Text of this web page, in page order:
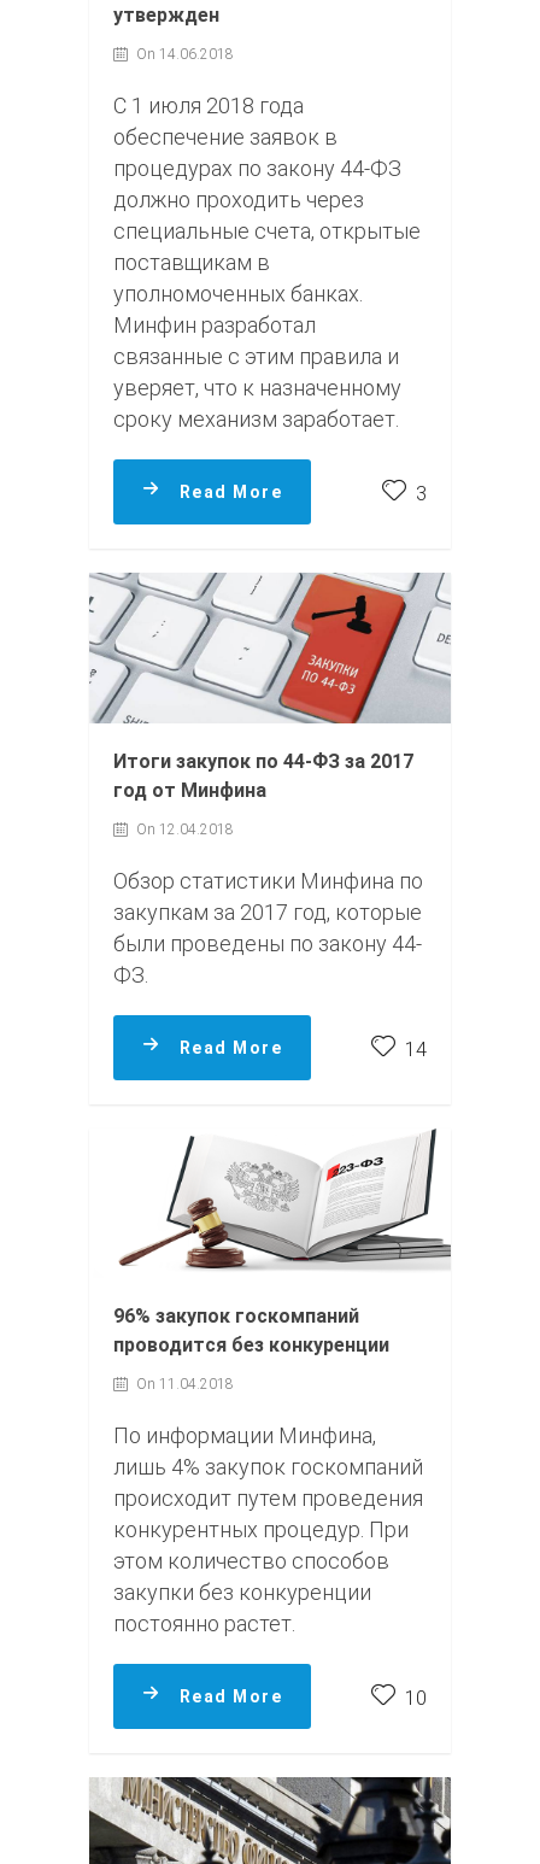
утвержден
On 14.06.2018
С 1 июля 2018 года
обеспечение заявок в
процедурах по закону 44-ФЗ
должно проходить через
специальные счета, открытые
поставщикам в
уполномоченных банках.
Минфин разработал
связанные с этим правила и
уверяет, что к назначенному
сроку механизм заработает.
Read More 3
Итоги закупок по 44-ФЗ за 2017
год от Минфина
On 12.04.2018
Обзор статистики Минфина по
закупкам за 2017 год, которые
были проведены по закону 44-
ФЗ.
Read More 14
96% закупок госкомпаний
проводится без конкуренции
On 11.04.2018
По информации Минфина,
лишь 4% закупок госкомпаний
происходит путем проведения
конкурентных процедур. При
этом количество способов
закупки без конкуренции
постоянно растет.
Read More 10